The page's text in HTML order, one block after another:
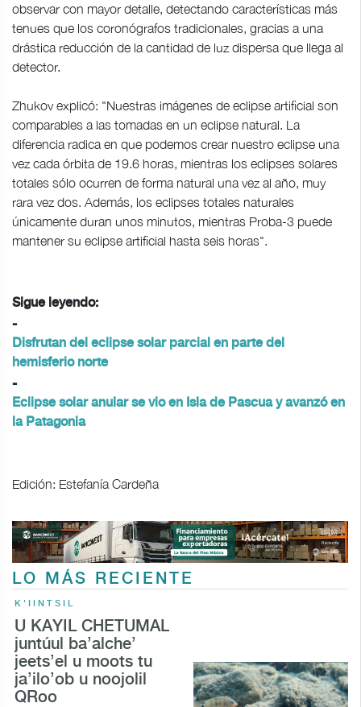
observar con mayor detalle, detectando características más
tenues que los coronógrafos tradicionales, gracias a una
drástica reducción de la cantidad de luz dispersa que llega al
detector.
Zhukov explicó: "Nuestras imágenes de eclipse artificial son
comparables a las tomadas en un eclipse natural. La
diferencia radica en que podemos crear nuestro eclipse una
vez cada órbita de 19.6 horas, mientras los eclipses solares
totales sólo ocurren de forma natural una vez al año, muy
rara vez dos. Además, los eclipses totales naturales
únicamente duran unos minutos, mientras Proba-3 puede
mantener su eclipse artificial hasta seis horas".
Sigue leyendo:
-
Disfrutan del eclipse solar parcial en parte del
hemisferio norte
-
Eclipse solar anular se vio en Isla de Pascua y avanzó en
la Patagonia
Edición: Estefanía Cardeña
LO MÁS RECIENTE
K'IINTSIL
U KAYIL CHETUMAL
juntúul ba’alche’
jeets’el u moots tu
ja’ilo’ob u noojolil
QRoo